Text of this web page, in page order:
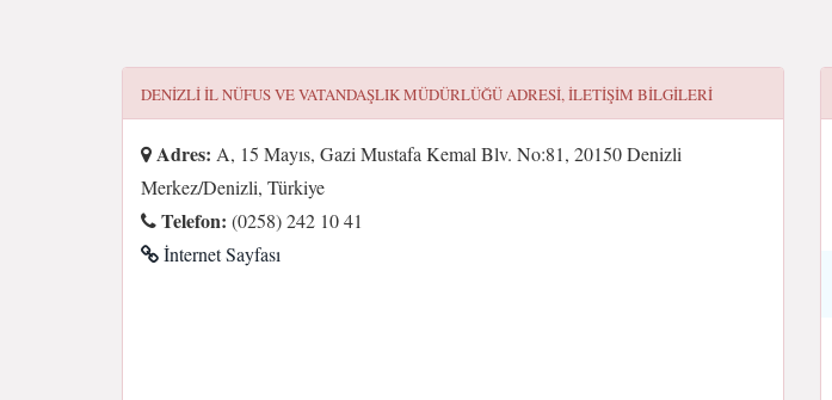
DENIZLI İL NÜFUS VE VATANDAŞLIK MÜDÜRLÜĞÜADRESI, ILETIŞIM BILGILERI
Adres: A, 15 Mayıs, Gazi Mustafa Kemal Blv. No:81, 20150 Denizli
Merkez/Denizli, Türkiye
Telefon: (0258) 242 10 41
İnternet Sayfası